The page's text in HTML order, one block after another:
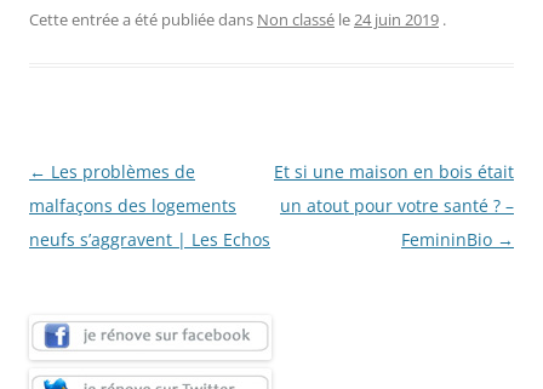
Cette entrée a été publiée dans Non classé le24 juin 2019 .
Navigation
des
articles
← Les problèmes de
malfaçons des logements
neufs s’aggravent | Les Echos
Et si une maison en bois était
un atout pour votre santé ? –
FemininBio →